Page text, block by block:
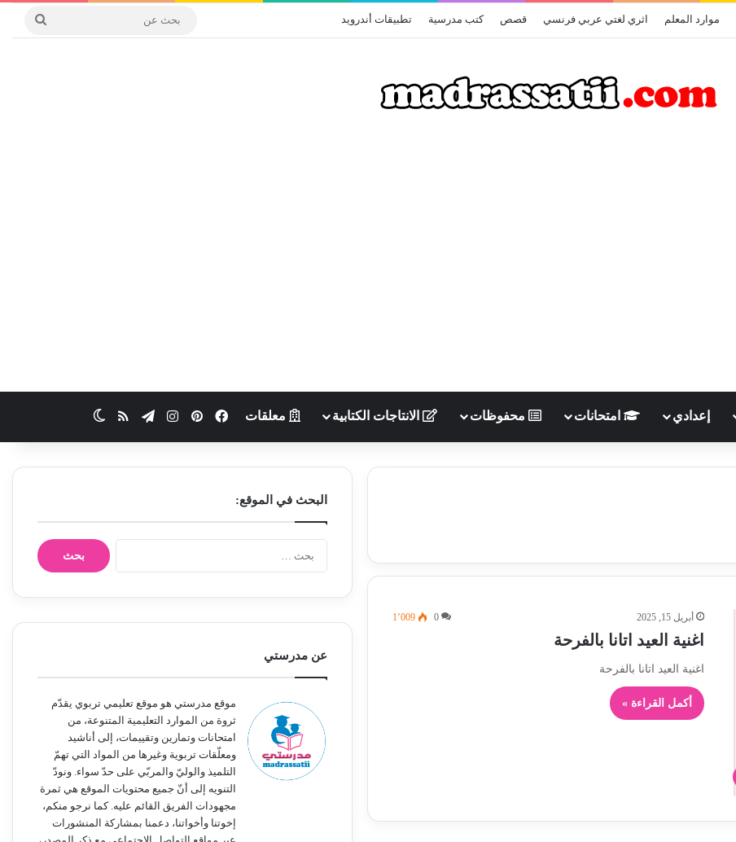
موارد المعلم اثري لغتي عربي فرنسي قصص كتب مدرسية تطبيقات أندرويد
إعدادي امتحانات محفوظات الانتاجات الكتابية معلقات فيسبوكبينتيريستانستقرامتيلقرامملخص الموقع RSS
أبريل 15, 2025 0 1٬009
اغنية العيد اتانا بالفرحة
اغنية العيد اتانا بالفرحة
أكمل القراءة »
البحث في الموقع:
ح
عن مدرستي
موقع مدرستي هو موقع تعليمي تربوي يقدّم
ثروة من الموارد التعليمية المتنوعة، من
امتحانات وتمارين وتقييمات، إلى أناشيد
ومعلّقات تربوية وغيرها من المواد التي تهمّ
التلميذ والوليّ والمربّي على حدّ سواء. ونودّ
التنويه إلى أنّ جميع محتويات الموقع هي ثمرة
مجهودات الفريق القائم عليه. كما نرجو منكم،
إخوتنا وأخواتنا، دعمنا بمشاركة المنشورات